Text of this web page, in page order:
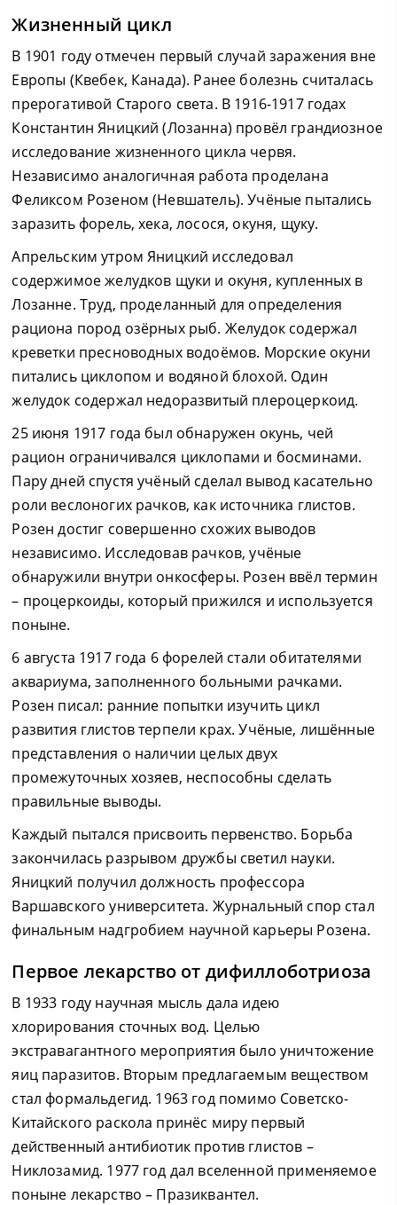
Жизненный цикл
В 1901 году отмечен первый случай заражения вне
Европы (Квебек, Канада). Ранее болезнь считалась
прерогативой Старого света. В 1916-1917 годах
Константин Яницкий (Лозанна) провёл грандиозное
исследование жизненного цикла червя.
Независимо аналогичная работа проделана
Феликсом Розеном (Невшатель). Учёные пытались
заразить форель, хека, лосося, окуня, щуку.
Апрельским утром Яницкий исследовал
содержимое желудков щуки и окуня, купленных в
Лозанне. Труд, проделанный для определения
рациона пород озёрных рыб. Желудок содержал
креветки пресноводных водоёмов. Морские окуни
питались циклопом и водяной блохой. Один
желудок содержал недоразвитый плероцеркоид.
25 июня 1917 года был обнаружен окунь, чей
рацион ограничивался циклопами и босминами.
Пару дней спустя учёный сделал вывод касательно
роли веслоногих рачков, как источника глистов.
Розен достиг совершенно схожих выводов
независимо. Исследовав рачков, учёные
обнаружили внутри онкосферы. Розен ввёл термин
– процеркоиды, который прижился и используется
поныне.
6 августа 1917 года 6 форелей стали обитателями
аквариума, заполненного больными рачками.
Розен писал: ранние попытки изучить цикл
развития глистов терпели крах. Учёные, лишённые
представления о наличии целых двух
промежуточных хозяев, неспособны сделать
правильные выводы.
Каждый пытался присвоить первенство. Борьба
закончилась разрывом дружбы светил науки.
Яницкий получил должность профессора
Варшавского университета. Журнальный спор стал
финальным надгробием научной карьеры Розена.
Первое лекарство от дифиллоботриоза
В 1933 году научная мысль дала идею
хлорирования сточных вод. Целью
экстравагантного мероприятия было уничтожение
яиц паразитов. Вторым предлагаемым веществом
стал формальдегид. 1963 год помимо Советско-
Китайского раскола принёс миру первый
действенный антибиотик против глистов –
Никлозамид. 1977 год дал вселенной применяемое
поныне лекарство – Празиквантел.